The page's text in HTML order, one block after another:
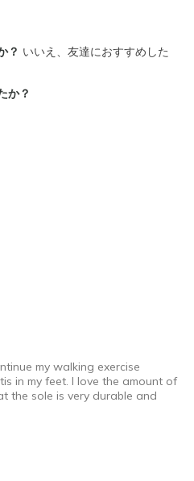
ー
？ いいえ、友達におすすめした
か？
my walking exercise
in my feet. I love the amount of
the sole is very durable and